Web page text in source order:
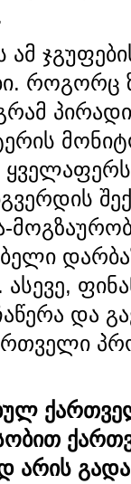
ამ
როგორც
და
არის